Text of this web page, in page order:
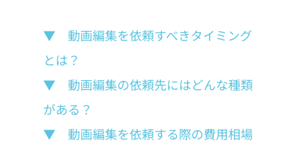
▼　動画編集を依頼すべきタイミング
とは？
▼　動画編集の依頼先にはどんな種類
がある？
▼　動画編集を依頼する際の費用相場